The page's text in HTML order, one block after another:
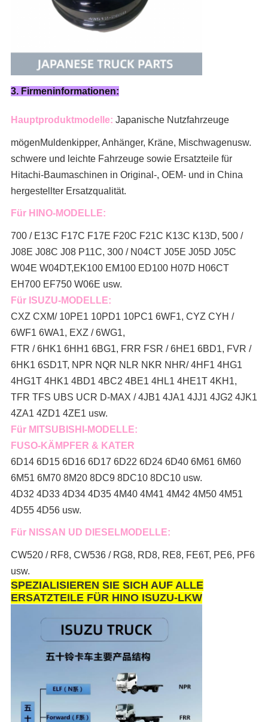
3. Firmeninformationen:
Hauptproduktmodelle: Japanische Nutzfahrzeuge
mögenMuldenkipper, Anhänger, Kräne, Mischwagenusw.
schwere und leichte Fahrzeuge sowie Ersatzteile für
Hitachi-Baumaschinen in Original-, OEM- und in China
hergestellter Ersatzqualität.
Für HINO-MODELLE:
700 / E13C F17C F17E F20C F21C K13C K13D, 500 /
J08E J08C J08 P11C, 300 / N04CT J05E J05D J05C
W04E W04DT,EK100 EM100 ED100 H07D H06CT
EH700 EF750 W06E usw.
Für ISUZU-MODELLE:
CXZ CXM/ 10PE1 10PD1 10PC1 6WF1, CYZ CYH /
6WF1 6WA1, EXZ / 6WG1,
FTR / 6HK1 6HH1 6BG1, FRR FSR / 6HE1 6BD1, FVR /
6HK1 6SD1T, NPR NQR NLR NKR NHR/ 4HF1 4HG1
4HG1T 4HK1 4BD1 4BC2 4BE1 4HL1 4HE1T 4KH1,
TFR TFS UBS UCR D-MAX / 4JB1 4JA1 4JJ1 4JG2 4JK1
4ZA1 4ZD1 4ZE1 usw.
Für MITSUBISHI-MODELLE:
FUSO-KÄMPFER & KATER
6D14 6D15 6D16 6D17 6D22 6D24 6D40 6M61 6M60
6M51 6M70 8M20 8DC9 8DC10 8DC10 usw.
4D32 4D33 4D34 4D35 4M40 4M41 4M42 4M50 4M51
4D55 4D56 usw.
Für NISSAN UD DIESELMODELLE:
CW520 / RF8, CW536 / RG8, RD8, RE8, FE6T, PE6, PF6
usw.
SPEZIALISIEREN SIE SICH AUF ALLE
ERSATZTEILE FÜR HINO ISUZU-LKW